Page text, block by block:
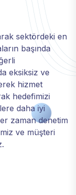
sektördeki en
başında
eksiksiz ve
hizmet
hedefimizi
daha iyi
zaman denetim
ve müşteri